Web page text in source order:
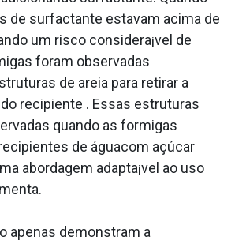
de surfactante estavam acima de
um risco considera¡vel de
foram observadas
de areia para retirar a
recipiente . Essas estruturas
quando as formigas
de águacom açúcar
abordagem adapta¡vel ao uso
apenas demonstram a